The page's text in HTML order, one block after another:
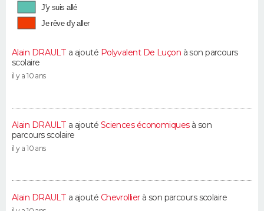
J'y suis allé
Je rêve d'y aller
Alain DRAULT a ajouté Polyvalent De Luçon à son parcours
scolaire
il y a 10 ans
Alain DRAULT a ajouté Sciences économiquesà son
parcours scolaire
il y a 10 ans
Alain DRAULT a ajouté Chevrollierà son parcours scolaire